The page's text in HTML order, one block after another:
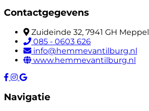
Contactgegevens
Zuideinde 32, 7941 GH Meppel
085 - 0603 626
info@hemmevantilburg.nl
www.hemmevantilburg.nl
Navigatie